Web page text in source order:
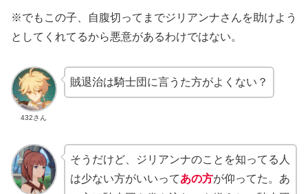
※でもこの子、自腹切ってまでジリアンナさんを助けよう
としてくれてるから悪意があるわけではない。
432さん
賊退治は騎士団に言うた方がよくない？
そうだけど、ジリアンナのことを知ってる人
は少ない方がいいってあの方が仰ってた。あ